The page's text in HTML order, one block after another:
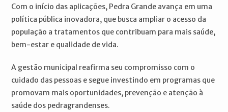
Com o início das aplicações, Pedra Grande avança em uma
política pública inovadora, que busca ampliar o acesso da
população a tratamentos que contribuam para mais saúde,
bem-estar e qualidade de vida.
A gestão municipal reafirma seu compromisso com o
cuidado das pessoas e segue investindo em programas que
promovam mais oportunidades, prevenção e atenção à
saúde dos pedragrandenses.